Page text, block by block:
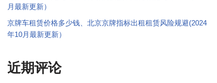
月最新更新）
京牌车租赁价格多少钱、北京京牌指标出租租赁风险规避(2024
年10月最新更新）
近期评论